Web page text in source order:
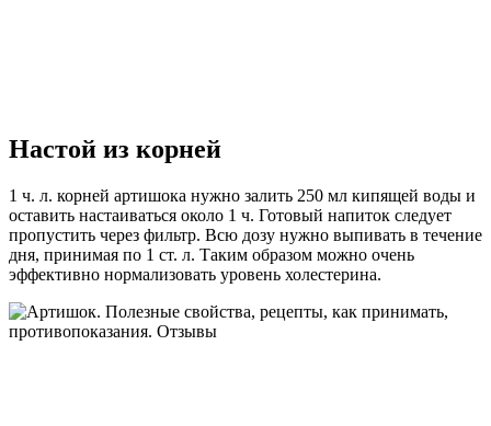
Настой из корней
1 ч. л. корней артишока нужно залить 250 мл кипящей воды и
оставить настаиваться около 1 ч. Готовый напиток следует
пропустить через фильтр. Всю дозу нужно выпивать в течение
дня, принимая по 1 ст. л. Таким образом можно очень
эффективно нормализовать уровень холестерина.